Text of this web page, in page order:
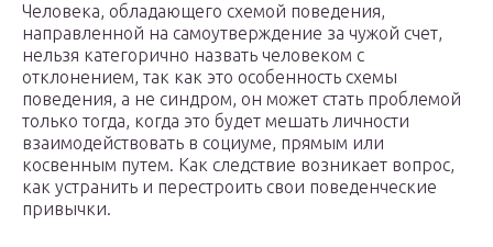
Человека, обладающего схемой поведения,
направленной на самоутверждение за чужой счет,
нельзя категорично назвать человеком с
отклонением, так как это особенность схемы
поведения, а не синдром, он может стать проблемой
только тогда, когда это будет мешать личности
взаимодействовать в социуме, прямым или
косвенным путем. Как следствие возникает вопрос,
как устранить и перестроить свои поведенческие
привычки.